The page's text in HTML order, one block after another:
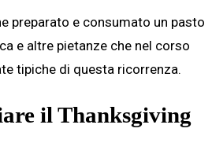
preparato e consumato un pasto
e altre pietanze che nel corso
tipiche di questa ricorrenza.
il Thanksgiving